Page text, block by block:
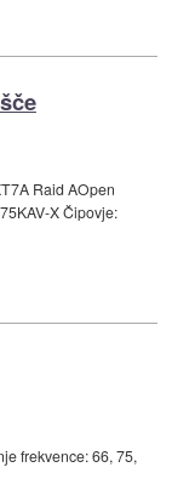
Raid AOpen
X Čipovje:
frekvence: 66, 75,